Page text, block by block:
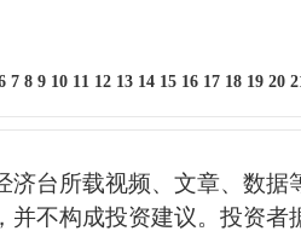
7 8 9 10 11 12 13 14 15 16 17 18 19 20
济台所载视频、文章、数据
并不构成投资建议。投资者